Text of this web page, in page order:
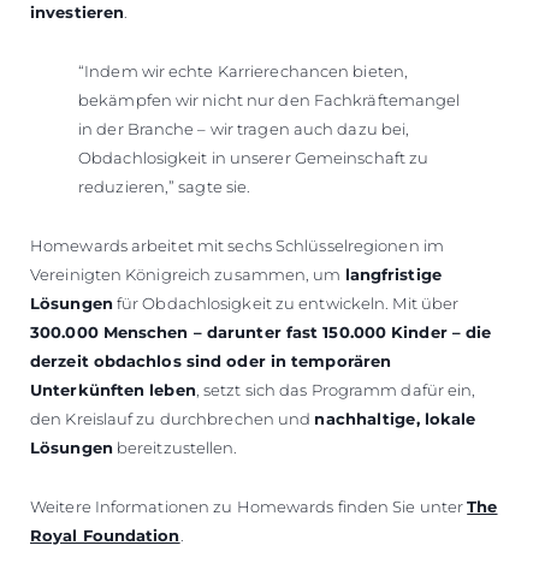
investieren
“Indem wir echte Karrierechancen bieten,
bekämpfen wir nicht nur den Fachkräftemangel
in der Branche – wir tragen auch dazu bei,
Obdachlosigkeit in unserer Gemeinschaft zu
reduzieren,” sagte sie.
Homewards arbeitet mit sechs Schlüsselregionen im
Vereinigten Königreich zusammen, um langfristige
Lösungen für Obdachlosigkeit zu entwickeln. Mit über
300.000 Menschen – darunter fast 150.000 Kinder – die
derzeit obdachlos sind oder in temporären
Unterkünften leben , setzt sich das Programm dafür ein,
den Kreislauf zu durchbrechen und nachhaltige, lokale
Lösungen bereitzustellen.
Weitere Informationen zu Homewards finden Sie unterThe
Royal Foundation